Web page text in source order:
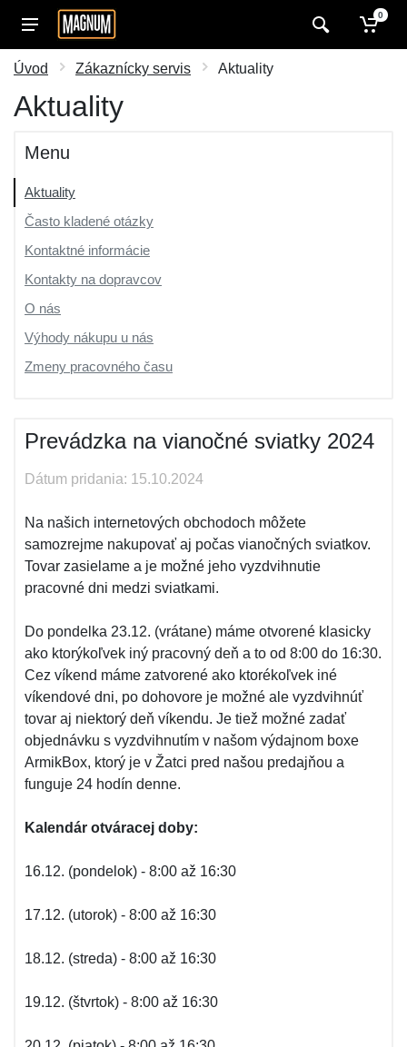
0
Úvod Zákaznícky servis Aktuality
Aktuality
Menu
Aktuality
Často kladené otázky
Kontaktné informácie
Kontakty na dopravcov
O nás
Výhody nákupu u nás
Zmeny pracovného času
Prevádzka na vianočné sviatky 2024
Dátum pridania: 15.10.2024
Na našich internetových obchodoch môžete
samozrejme nakupovať aj počas vianočných sviatkov.
Tovar zasielame a je možné jeho vyzdvihnutie
pracovné dni medzi sviatkami.
Do pondelka 23.12. (vrátane) máme otvorené klasicky
ako ktorýkoľvek iný pracovný deň a to od 8:00 do 16:30.
Cez víkend máme zatvorené ako ktorékoľvek iné
víkendové dni, po dohovore je možné ale vyzdvihnúť
tovar aj niektorý deň víkendu. Je tiež možné zadať
objednávku s vyzdvihnutím v našom výdajnom boxe
ArmikBox, ktorý je v Žatci pred našou predajňou a
funguje 24 hodín denne.
Kalendár otváracej doby:
16.12. (pondelok) - 8:00 až 16:30
17.12. (utorok) - 8:00 až 16:30
18.12. (streda) - 8:00 až 16:30
19.12. (štvrtok) - 8:00 až 16:30